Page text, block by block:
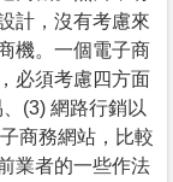
計，沒有考慮來
機。一個電子商
必須考慮四方面
(3) 網路行銷以
商務網站，比較
業者的一些作法